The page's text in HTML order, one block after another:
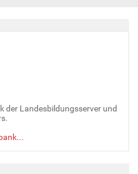
der Landesbildungsserver und